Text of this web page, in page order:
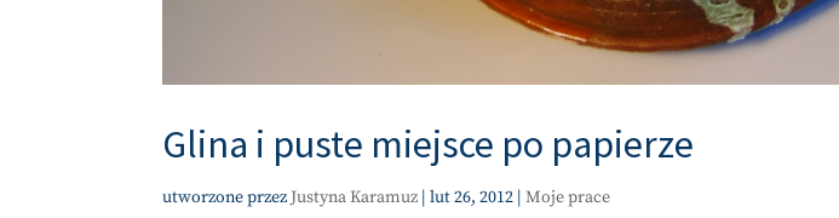
Glina i puste miejsce po papierze
utworzone przez Justyna Karamuz |lut 26, 2012 |Moje prace